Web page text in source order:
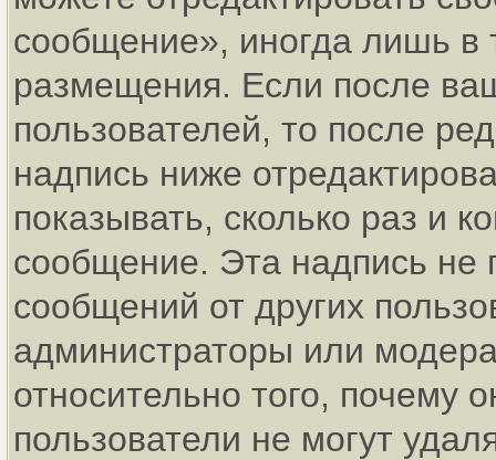
сообщение», иногда лишь в
размещения. Если после
пользователей, то после
надпись ниже
показывать, сколько раз и
сообщение. Эта надпись не
сообщений от других
администраторы или
относительно того,
пользователи не могут